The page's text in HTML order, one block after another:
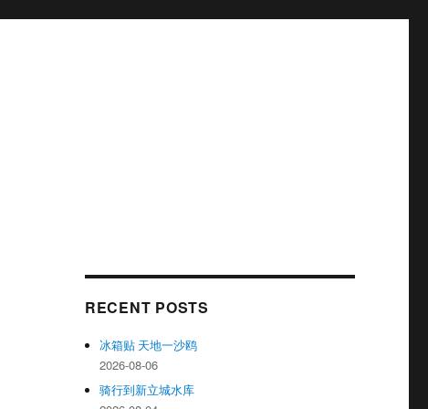
RECENT POSTS
冰箱贴 天地一沙鸥
2026-08-06
骑行到新立城水库